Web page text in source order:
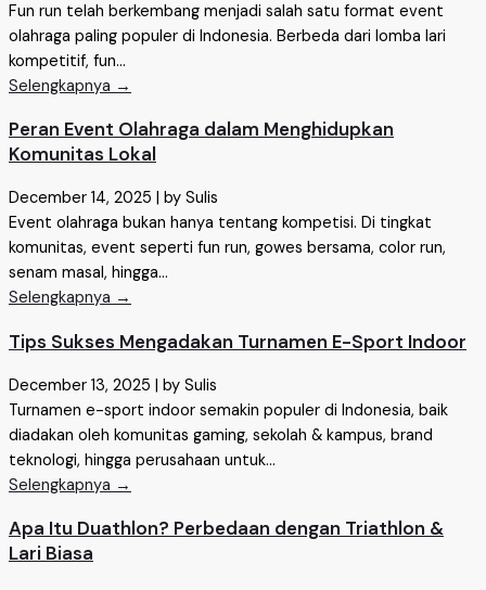
Fun run telah berkembang menjadi salah satu format event
olahraga paling populer di Indonesia. Berbeda dari lomba lari
kompetitif, fun...
Selengkapnya →
Peran Event Olahraga dalam Menghidupkan
Komunitas Lokal
December 14, 2025
by Sulis
Event olahraga bukan hanya tentang kompetisi. Di tingkat
komunitas, event seperti fun run, gowes bersama, color run,
senam masal, hingga...
Selengkapnya →
Tips Sukses Mengadakan Turnamen E-Sport Indoor
December 13, 2025 | by Sulis
Turnamen e-sport indoor semakin populer di Indonesia, baik
diadakan oleh komunitas gaming, sekolah & kampus, brand
teknologi, hingga perusahaan untuk...
Selengkapnya →
Apa Itu Duathlon? Perbedaan dengan Triathlon &
Lari Biasa